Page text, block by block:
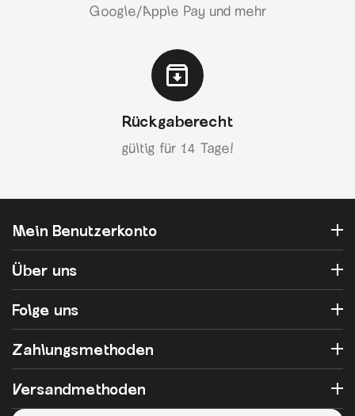
Google/Apple Pay und mehr
Rückgaberecht
gültig für 14 Tage!
Mein Benutzerkonto
Über uns
Folge uns
Zahlungsmethoden
Versandmethoden